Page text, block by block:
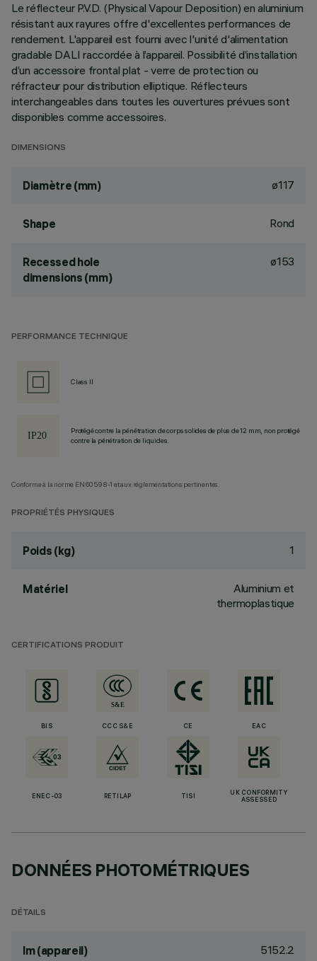
Le réflecteur P.V.D. (Physical Vapour Deposition) en aluminium
résistant aux rayures offre d'excellentes performances de
rendement. L'appareil est fourni avec l'unité d'alimentation
gradable DALI raccordée à l’appareil. Possibilité d’installation
d’un accessoire frontal plat - verre de protection ou
réfracteur pour distribution elliptique. Réflecteurs
interchangeables dans toutes les ouvertures prévues sont
disponibles comme accessoires.
DIMENSIONS
Diamètre (mm) ø117
Shape Rond
Recessed hole
dimensions (mm)
ø153
PERFORMANCE TECHNIQUE
Class II
Protégé contre la pénétration de corps solides de plus de 12 mm, non protégé
contre la pénétration de liquides.
Conforme à la norme EN60598-1 et aux réglementations pertinentes.
PROPRIÉTÉS PHYSIQUES
Poids (kg) 1
Matériel
Aluminium et
thermoplastique
CERTIFICATIONS PRODUIT
BIS CCC S&E CE EAC
ENEC-03 RETILAP TISI
UK CONFORMITY
ASSESSED
DONNÉES PHOTOMÉTRIQUES
DÉTAILS
lm (appareil) 5152.2